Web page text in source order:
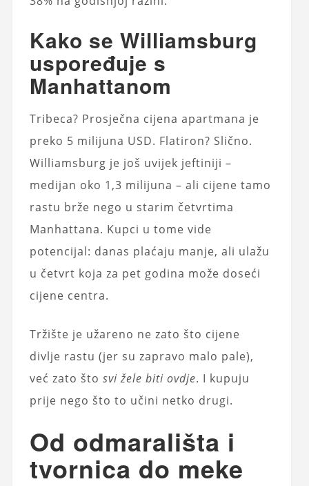
Kako se Williamsburg
uspoređuje s
Manhattanom
Tribeca? Prosječna cijena apartmana je
preko 5 milijuna USD. Flatiron? Slično.
Williamsburg je još uvijek jeftiniji –
medijan oko 1,3 milijuna – ali cijene tamo
rastu brže nego u starim četvrtima
Manhattana. Kupci u tome vide
potencijal: danas plaćaju manje, ali ulažu
u četvrt koja za pet godina može doseći
cijene centra.
Tržište je užareno ne zato što cijene
divlje rastu (jer su zapravo malo pale),
već zato što svi žele biti ovdje. I kupuju
prije nego što to učini netko drugi.
Od odmarališta i
tvornica do meke